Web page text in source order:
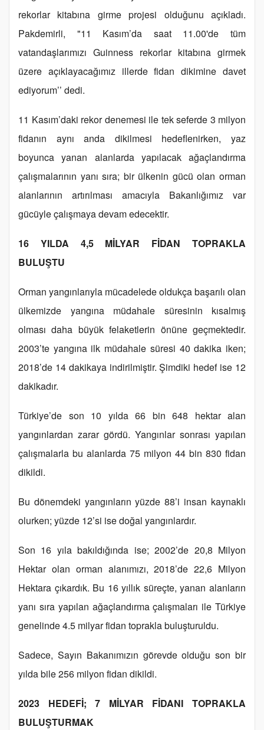
rekorlar kitabına girme projesi olduğunu açıkladı.
Pakdemirli, "11 Kasım’da saat 11.00'de tüm
vatandaşlarımızı Guinness rekorlar kitabına girmek
üzere açıklayacağımız illerde fidan dikimine davet
ediyorum’’ dedi.
11 Kasım’daki rekor denemesi ile tek seferde 3 milyon
fidanın aynı anda dikilmesi hedeflenirken, yaz
boyunca yanan alanlarda yapılacak ağaçlandırma
çalışmalarının yanı sıra; bir ülkenin gücü olan orman
alanlarının artırılması amacıyla Bakanlığımız var
gücüyle çalışmaya devam edecektir.
16 YILDA 4,5 MİLYAR FİDAN TOPRAKLA
BULUŞTU
Orman yangınlarıyla mücadelede oldukça başarılı olan
ülkemizde yangına müdahale süresinin kısalmış
olması daha büyük felaketlerin önüne geçmektedir.
2003’te yangına ilk müdahale süresi 40 dakika iken;
2018’de 14 dakikaya indirilmiştir. Şimdiki hedef ise 12
dakikadır.
Türkiye’de son 10 yılda 66 bin 648 hektar alan
yangınlardan zarar gördü. Yangınlar sonrası yapılan
çalışmalarla bu alanlarda 75 milyon 44 bin 830 fidan
dikildi.
Bu dönemdeki yangınların yüzde 88’i insan kaynaklı
olurken; yüzde 12’si ise doğal yangınlardır.
Son 16 yıla bakıldığında ise; 2002’de 20,8 Milyon
Hektar olan orman alanımızı, 2018’de 22,6 Milyon
Hektara çıkardık. Bu 16 yıllık süreçte, yanan alanların
yanı sıra yapılan ağaçlandırma çalışmaları ile Türkiye
genelinde 4.5 milyar fidan toprakla buluşturuldu.
Sadece, Sayın Bakanımızın görevde olduğu son bir
yılda bile 256 milyon fidan dikildi.
2023 HEDEFİ; 7 MİLYAR FİDANI TOPRAKLA
BULUŞTURMAK